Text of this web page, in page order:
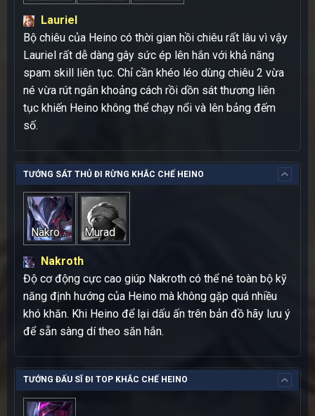
Lauriel
Bộ chiêu của Heino có thời gian hồi chiêu rất lâu vì vậy
Lauriel rất dễ dàng gây sức ép lên hắn với khả năng
spam skill liên tục. Chỉ cần khéo léo dùng chiêu 2 vừa
né vừa rút ngắn khoảng cách rồi dồn sát thương liên
tục khiến Heino không thể chạy nổi và lên bảng đếm
số.
TƯỚNG SÁT THỦ ĐI RỪNG KHẮC CHẾ HEINO
Nakroth Murad
Nakroth
Độ cơ động cực cao giúp Nakroth có thể né toàn bộ kỹ
năng định hướng của Heino mà không gặp quá nhiều
khó khăn. Khi Heino để lại dấu ấn trên bản đồ hãy lưu ý
để sẵn sàng dí theo săn hắn.
TƯỚNG ĐẤU SĨ ĐI TOP KHẮC CHẾ HEINO